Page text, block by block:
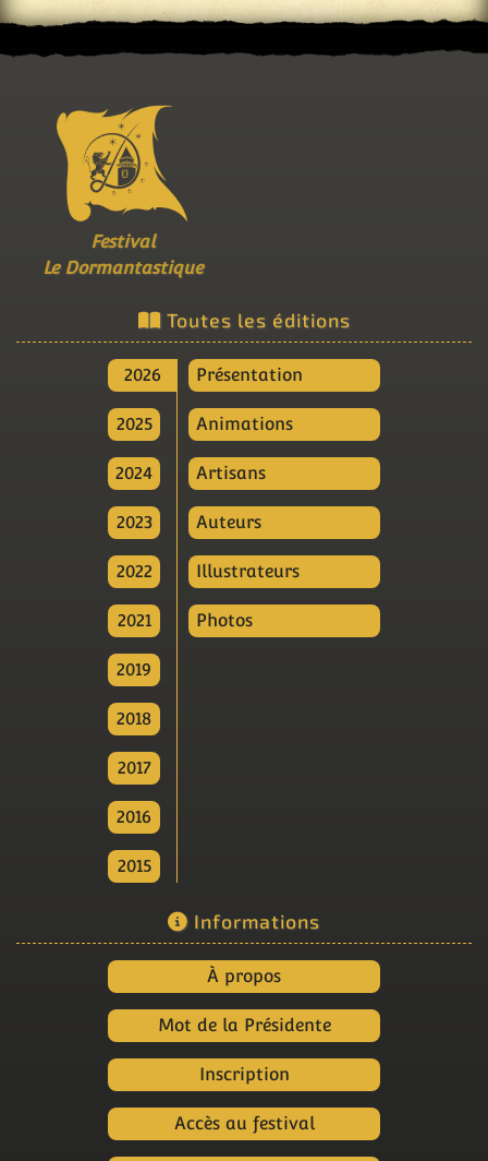
Festival
Le Dormantastique
Toutes les éditions
2026
2025
2024
2023
2022
2021
2019
2018
2017
2016
2015
Présentation
Animations
Artisans
Auteurs
Illustrateurs
Photos
Informations
À propos
Mot de la Présidente
Inscription
Accès au festival